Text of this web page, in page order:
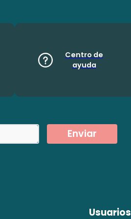
Centro de
ayuda
Enviar
Usuarios